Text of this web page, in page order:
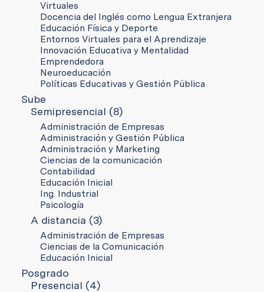
Virtuales
Docencia del Inglés como Lengua Extranjera
Educación Física y Deporte
Entornos Virtuales para el Aprendizaje
Innovación Educativa y Mentalidad
Emprendedora
Neuroeducación
Políticas Educativas y Gestión Pública
Sube
Semipresencial (8)
Administración de Empresas
Administración y Gestión Pública
Administración y Marketing
Ciencias de la comunicación
Contabilidad
Educación Inicial
Ing. Industrial
Psicología
A distancia (3)
Administración de Empresas
Ciencias de la Comunicación
Educación Inicial
Posgrado
Presencial (4)